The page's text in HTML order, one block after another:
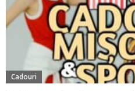
Cadouri